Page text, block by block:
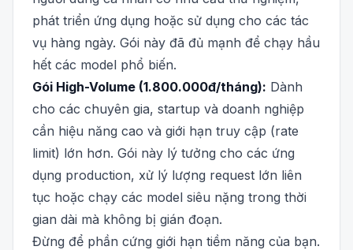
phát triển ứng dụng hoặc sử dụng cho các tác
vụ hàng ngày. Gói này đã đủ mạnh để chạy hầu
hết các model phổ biến.
Gói High-Volume (1.800.000đ/tháng): Dành
cho các chuyên gia, startup và doanh nghiệp
cần hiệu năng cao và giới hạn truy cập (rate
limit) lớn hơn. Gói này lý tưởng cho các ứng
dụng production, xử lý lượng request lớn liên
tục hoặc chạy các model siêu nặng trong thời
gian dài mà không bị gián đoạn.
Đừng để phần cứng giới hạn tiềm năng của bạn.